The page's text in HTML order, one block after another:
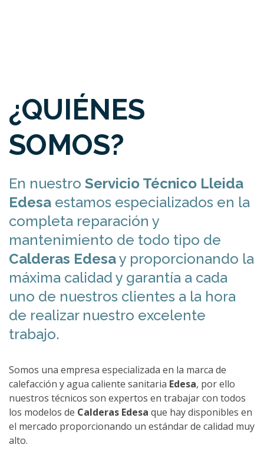
¿QUIÉNES
SOMOS?
En nuestro Servicio Técnico Lleida
Edesa estamos especializados en la
completa reparación y
mantenimiento de todo tipo de
Calderas Edesay proporcionando la
máxima calidad y garantía a cada
uno de nuestros clientes a la hora
de realizar nuestro excelente
trabajo.
Somos una empresa especializada en la marca de
calefacción y agua caliente sanitaria Edesa, por ello
nuestros técnicos son expertos en trabajar con todos
los modelos de Calderas Edesa que hay disponibles en
el mercado proporcionando un estándar de calidad muy
alto.